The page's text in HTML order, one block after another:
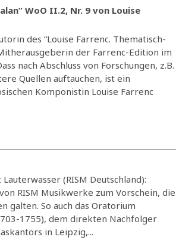
WoO II.2, Nr. 9 von Louise
des “Louise Farrenc. Thematisch-
der Farrenc-Edition im
nach Abschluss von Forschungen, z.B.
Quellen auftauchen, ist ein
Komponistin Louise Farrenc
(RISM Deutschland):
RISM Musikwerke zum Vorschein, die
galten. So auch das Oratorium
1755), dem direkten Nachfolger
in Leipzig,...